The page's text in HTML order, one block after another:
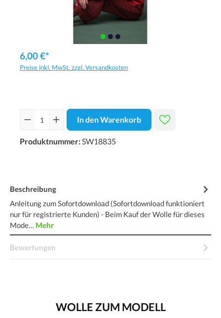
6,00 €*
Preise inkl. MwSt. zzgl. Versandkosten
In den Warenkorb
Produktnummer:SW18835
Beschreibung
Anleitung zum Sofortdownload (Sofortdownload funktioniert
nur für registrierte Kunden) - Beim Kauf der Wolle für dieses
Mode… Mehr
Bewertungen
WOLLE ZUM MODELL